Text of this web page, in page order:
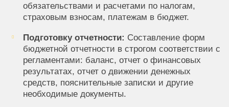
обязательствами и расчетами по налогам,
страховым взносам, платежам в бюджет.
Подготовку отчетности: Составление форм
бюджетной отчетности в строгом соответствии с
регламентами: баланс, отчет о финансовых
результатах, отчет о движении денежных
средств, пояснительные записки и другие
необходимые документы.